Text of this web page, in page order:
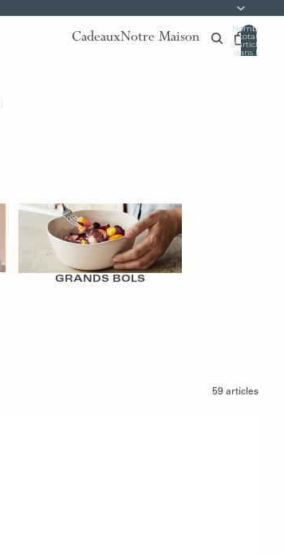
CadeauxNotre Maison
Nombre
total
d’articles
dans le
Grands Bols
GRANDS BOLS
59 articles